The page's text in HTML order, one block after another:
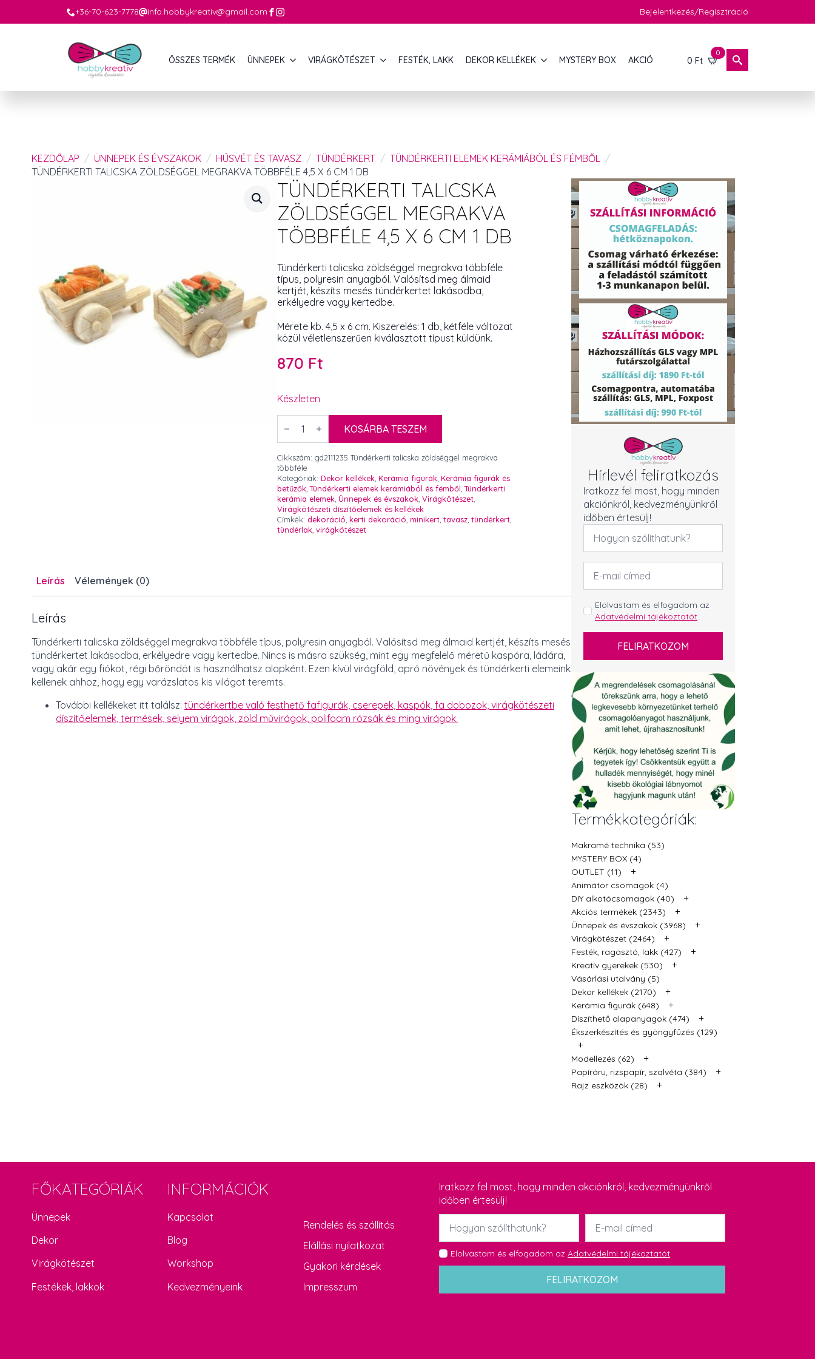
+36-70-623-7778 info.hobbykreativ@gmail.com Bejelentkezés/Regisztráció
ÖSSZES TERMÉK ÜNNEPEK VIRÁGKÖTÉSZET FESTÉK, LAKK DEKOR KELLÉKEK MYSTERY BOX AKCIÓ 0 Ft
0
KEZDŐLAP ÜNNEPEK ÉS ÉVSZAKOK HÚSVÉT ÉS TAVASZ TÜNDÉRKERT
TÜNDÉRKERTI ELEMEK KERÁMIÁBÓL ÉS FÉMBŐL
TÜNDÉRKERTI TALICSKA ZÖLDSÉGGEL MEGRAKVA TÖBBFÉLE 4,5 X 6 CM 1 DB
TÜNDÉRKERTI TALICSKA
ZÖLDSÉGGEL MEGRAKVA
TÖBBFÉLE 4,5 X 6 CM 1 DB
Tündérkerti talicska zöldséggel megrakva többféle
típus, polyresin anyagból. Valósítsd meg álmaid
kertjét, készíts mesés tündérkertet lakásodba,
erkélyedre vagy kertedbe.
Mérete kb. 4,5 x 6 cm. Kiszerelés: 1 db, kétféle változat
közül véletlenszerűen kiválasztott típust küldünk.
870 Ft
Készleten
Tündérkerti
talicska
többféle
4,5
x
6
cm
1
db
mennyiség
KOSÁRBA TESZEM
Cikkszám: gd2111235 Tündérkerti talicska zöldséggel megrakva
többféle
Kategóriák: Dekor kellékek, Kerámia figurák, Kerámia figurák és
betűzők,Tündérkerti elemek kerámiából és fémből,Tündérkerti
kerámia elemek, Ünnepek és évszakok, Virágkötészet,
Virágkötészeti díszítőelemek és kellékek
Címkék: dekoráció, kerti dekoráció, minikert, tavasz, tündérkert,
tündérlak, virágkötészet
Leírás Vélemények (0)
Leírás
Tündérkerti talicska zöldséggel megrakva többféle típus, polyresin anyagból. Valósítsd meg álmaid kertjét, készíts mesés
tündérkertet lakásodba, erkélyedre vagy kertedbe. Nincs is másra szükség, mint egy megfelelő méretű kaspóra, ládára,
vagy akár egy fiókot, régi bőröndöt is használhatsz alapként. Ezen kívül virágföld, apró növények és tündérkerti elemeink
kellenek ahhoz, hogy egy varázslatos kis világot teremts.
További kellékeket itt találsz: tündérkertbe való festhető fafigurák, cserepek, kaspók, fa dobozok, virágkötészeti
díszítőelemek, termések, selyem virágok, zöld művirágok, polifoam rózsák és ming virágok.
Hírlevél feliratkozás
Iratkozz fel most, hogy minden
akciónkról, kedvezményünkről
időben értesülj!
Név
Email
cím
GDPR
*
Elolvastam és elfogadom az
Adatvédelmi tájékoztatót.
FELIRATKOZOM
Termékkategóriák:
Makramé technika (53)
MYSTERY BOX (4)
OUTLET (11)
+
Animátor csomagok (4)
DIY alkotócsomagok (40)
+
Akciós termékek (2343) +
Ünnepek és évszakok (3968) +
Virágkötészet (2464) +
Festék, ragasztó, lakk (427) +
Kreatív gyerekek (530) +
Vásárlási utalvány (5)
Dekor kellékek (2170)
+
Kerámia figurák (648) +
Díszíthető alapanyagok (474) +
Ékszerkészítés és gyöngyfűzés (129)
+
Modellezés (62) +
Papíráru, rizspapír, szalvéta (384) +
Rajz eszközök (28) +
FŐKATEGÓRIÁK
Ünnepek
Dekor
Virágkötészet
Festékek, lakkok
INFORMÁCIÓK
Kapcsolat
Blog
Workshop
Kedvezményeink
Rendelés és szállítás
Elállási nyilatkozat
Gyakori kérdések
Impresszum
Iratkozz fel most, hogy minden akciónkról, kedvezményünkről
időben értesülj!
Név
Email
GDPR
*
Elolvastam és elfogadom az Adatvédelmi tájékoztatót
FELIRATKOZOM